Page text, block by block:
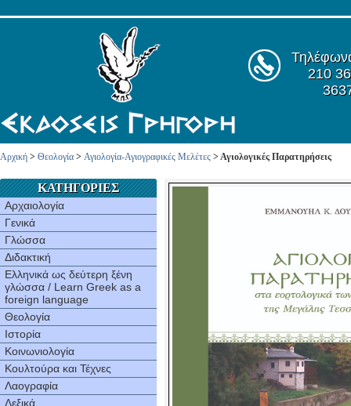
210
Αρχική > Θεολογία > Αγιολογία-Αγιογραφικές Μελέτες > Αγιολογικές Παρατηρήσεις
ΚΑΤΗΓΟΡΙΕΣ
Αρχαιολογία
Γενικά
Γλώσσα
Διδακτική
Ελληνικά ως δεύτερη ξένη
γλώσσα / Learn Greek as a
foreign language
Θεολογία
Ιστορία
Κοινωνιολογία
Κουλτούρα και Τέχνες
Λαογραφία
Λεξικά